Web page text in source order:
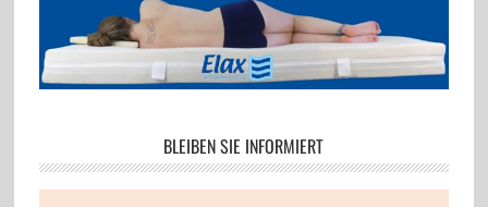
BLEIBEN SIE INFORMIERT